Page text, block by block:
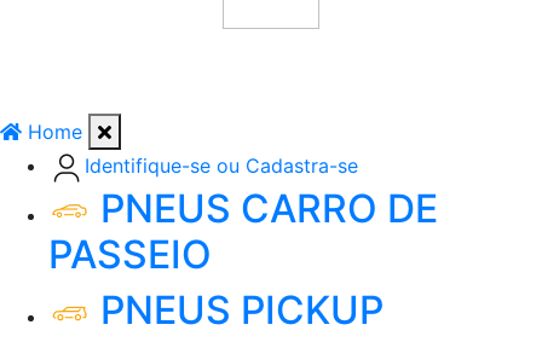
Home
Identifique-se ou Cadastra-se
PNEUS CARRO DE
PASSEIO
PNEUS PICKUP